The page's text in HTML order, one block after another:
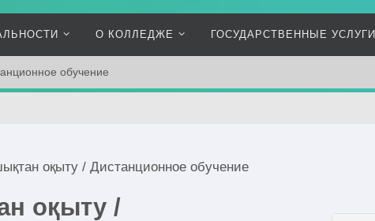
О КОЛЛЕДЖЕ ГОСУДАРСТВЕННЫЕ УСЛУГИ
обучение
оқыту / Дистанционное обучение
оқыту /